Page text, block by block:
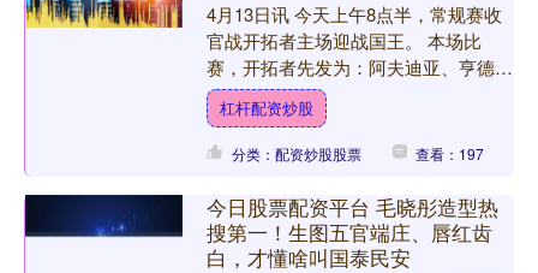
4月13日讯 今天上午8点半，常规赛收
官战开拓者主场迎战国王。 本场比
赛，开拓者先发为：阿夫迪亚、亨德
森、霍勒迪、卡马拉、克林根。 此外
杠杆配资炒股，克雷伊奇本....
杠杆配资炒股
分类：配资炒股股票 查看：197
今日股票配资平台 毛晓彤造型热
搜第一！生图五官端庄、唇红齿
白，才懂啥叫国泰民安